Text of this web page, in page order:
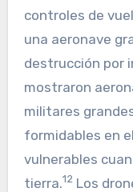
controles de
una aeronave
destrucción por
mostraron
militares
formidables en
vulnerables
tierra.12Los